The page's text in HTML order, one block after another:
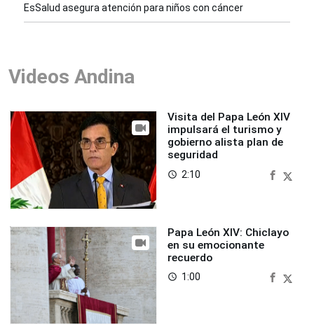
EsSalud asegura atención para niños con cáncer
Videos Andina
Visita del Papa León XIV
impulsará el turismo y
gobierno alista plan de
seguridad
access_time 2:10
Papa León XIV: Chiclayo
en su emocionante
recuerdo
access_time 1:00